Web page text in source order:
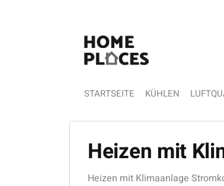
STARTSEITE KÜHLEN
Heizen mit
Heizen mit Klimaanlage